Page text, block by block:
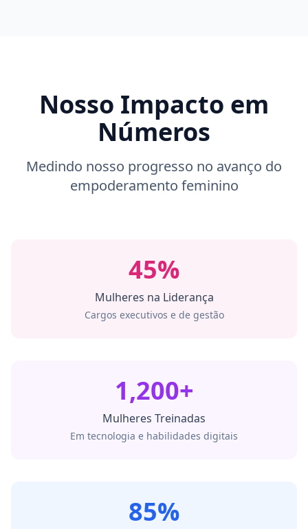
Nosso Impacto em
Números
Medindo nosso progresso no avanço do
empoderamento feminino
45%
Mulheres na Liderança
Cargos executivos e de gestão
1,200+
Mulheres Treinadas
Em tecnologia e habilidades digitais
85%